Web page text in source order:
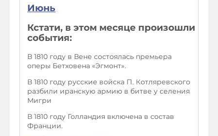
Июнь
Кстати, в этом месяце произошли
события:
В 1810 году в Вене состоялась премьера
оперы Бетховена «Эгмонт».
В 1810 году русские войска П. Котляревского
разбили иранскую армию в битве у селения
Мигри
В 1810 году Голландия включена в состав
Франции.